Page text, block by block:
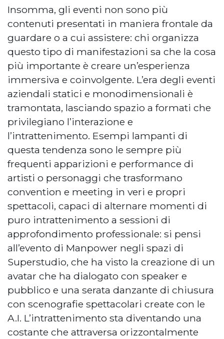
Insomma, gli eventi non sono più
contenuti presentati in maniera frontale da
guardare o a cui assistere: chi organizza
questo tipo di manifestazioni sa che la cosa
più importante è creare un’esperienza
immersiva e coinvolgente. L’era degli eventi
aziendali statici e monodimensionali è
tramontata, lasciando spazio a formati che
privilegiano l’interazione e
l’intrattenimento. Esempi lampanti di
questa tendenza sono le sempre più
frequenti apparizioni e performance di
artisti o personaggi che trasformano
convention e meeting in veri e propri
spettacoli, capaci di alternare momenti di
puro intrattenimento a sessioni di
approfondimento professionale: si pensi
all’evento di Manpower negli spazi di
Superstudio, che ha visto la creazione di un
avatar che ha dialogato con speaker e
pubblico e una serata danzante di chiusura
con scenografie spettacolari create con le
A.I. L’intrattenimento sta diventando una
costante che attraversa orizzontalmente